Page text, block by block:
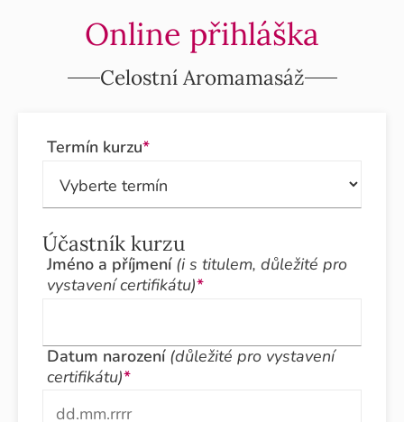
Online přihláška
Celostní Aromamasáž
Termín kurzu*
Účastník kurzu
Jméno a příjmení (i s titulem, důležité pro
vystavení certifikátu)*
Datum narození (důležité pro vystavení
certifikátu)*